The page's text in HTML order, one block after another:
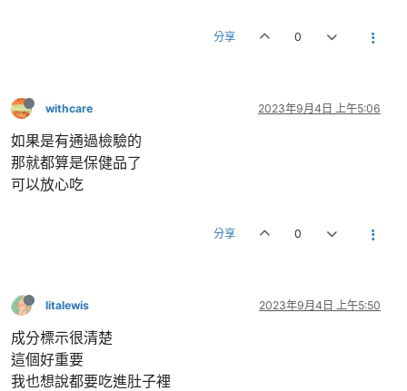
分享 0
withcare 2023年9月4日 上午5:06
如果是有通過檢驗的
那就都算是保健品了
可以放心吃
分享 0
litalewis 2023年9月4日 上午5:50
成分標示很清楚
這個好重要
我也想說都要吃進肚子裡